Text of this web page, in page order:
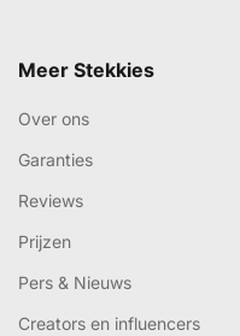
Meer Stekkies
Over ons
Garanties
Reviews
Prijzen
Pers & Nieuws
Creators en influencers